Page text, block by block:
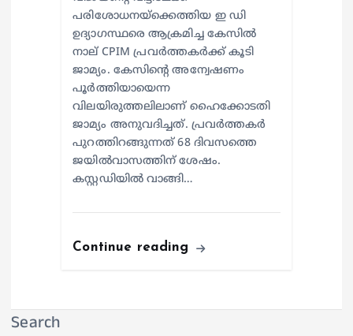
പരിശോധനയ്ക്കെത്തിയ ഇ ഡി
ഉദ്യാഗസ്ഥരെ ആക്രമിച്ച കേസിൽ
നാല് CPIM പ്രവർത്തകർക്ക് കൂടി
ജാമ്യം. കേസിന്റെ അന്വേഷണം
പൂർത്തിയായെന്ന
വിലയിരുത്തലിലാണ് ഹൈക്കോടതി
ജാമ്യം അനുവദിച്ചത്. പ്രവർത്തകർ
പുറത്തിറങ്ങുന്നത് 68 ദിവസത്തെ
ജയിൽവാസത്തിന് ശേഷം.
കസ്റ്റഡിയില്‍ വാങ്ങി…
Continue reading
Search